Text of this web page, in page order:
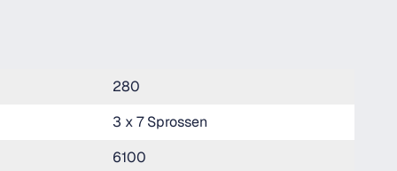
280
3 x 7 Sprossen
6100